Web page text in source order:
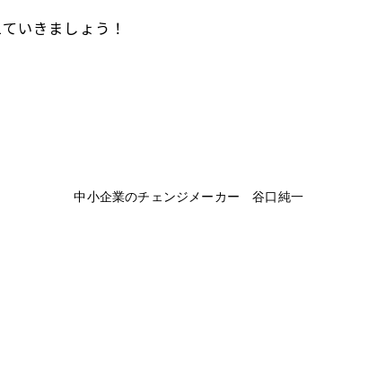
いきましょう！
中小企業のチェンジメーカー 谷口純一